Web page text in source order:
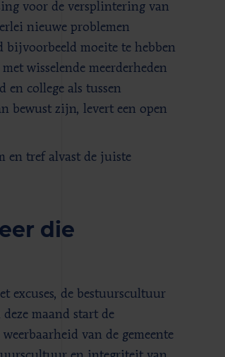
voor de versplintering van
nieuwe problemen
moeite te hebben
wisselende meerderheden
en college als tussen
bewust zijn, levert een open
en tref alvast de juiste
die
excuses, de bestuurscultuur
maand start de
van de gemeente